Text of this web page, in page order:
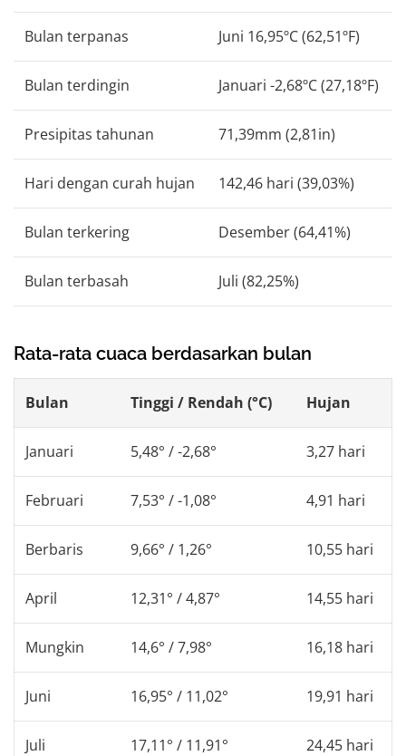
Bulan terpanas Juni 16,95ºC (62,51ºF)
Bulan terdingin Januari -2,68ºC (27,18ºF)
Presipitas tahunan 71,39mm (2,81in)
Hari dengan curah hujan 142,46 hari (39,03%)
Bulan terkering Desember (64,41%)
Bulan terbasah Juli (82,25%)
Rata-rata cuaca berdasarkan bulan
Bulan Tinggi / Rendah (°C) Hujan
Januari 5,48° / -2,68° 3,27 hari
Februari 7,53° / -1,08° 4,91 hari
Berbaris 9,66° / 1,26° 10,55 hari
April 12,31° / 4,87° 14,55 hari
Mungkin 14,6° / 7,98° 16,18 hari
Juni 16,95° / 11,02° 19,91 hari
Juli 17,11° / 11,91° 24,45 hari